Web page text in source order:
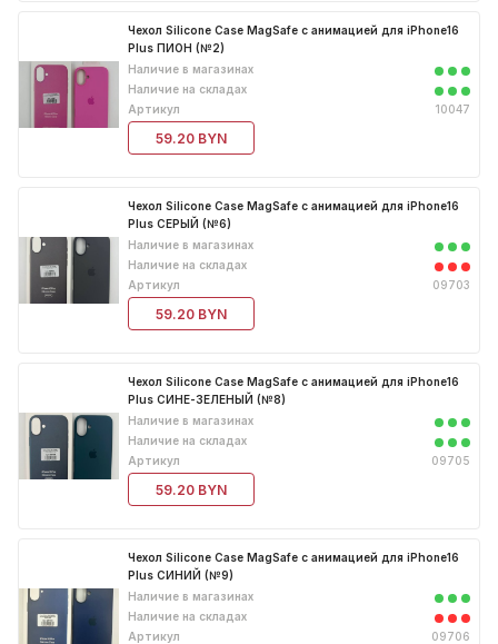
Чехол Leather Case для 16 Pro
Чехол Leather Case для 16 Pro
Max
Чехол Leather Case для 16e
Чехол Leather Case для 17 Pro
Max
Чехол Leather Case для 7/8
Чехол Leather Case для 7/8 Plus
Чехол Leather Case для XR
Чехол Leather Case для XS Max
для 17 Pro Max
для 5G/5S/5SE
для 7 Plus/8 Plus
для 7/8/SE
для XS Max
Чехол Silicone Case MagSafe с анимацией для iPhone16
Plus ПИОН (№2)
Наличие в магазинах
Наличие на складах
Артикул
10047
59.20 BYN
Чехол Silicone Case MagSafe с анимацией для iPhone16
Plus СЕРЫЙ (№6)
Наличие в магазинах
Наличие на складах
Артикул
09703
59.20 BYN
Чехол Silicone Case MagSafe с анимацией для iPhone16
Plus СИНЕ-ЗЕЛЕНЫЙ (№8)
Наличие в магазинах
Наличие на складах
Артикул
09705
59.20 BYN
Чехол Silicone Case MagSafe с анимацией для iPhone16
Plus СИНИЙ (№9)
Наличие в магазинах
Наличие на складах
Артикул
09706